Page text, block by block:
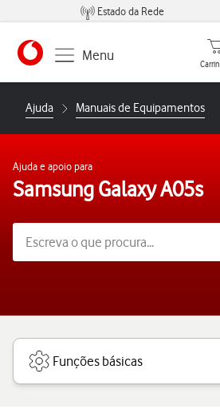
Estado da Rede
https://www.vodafone.pt
Menu
Ajuda Manuais de Equipamentos
Ajuda e apoio para
Samsung Galaxy A05s
Funções básicas